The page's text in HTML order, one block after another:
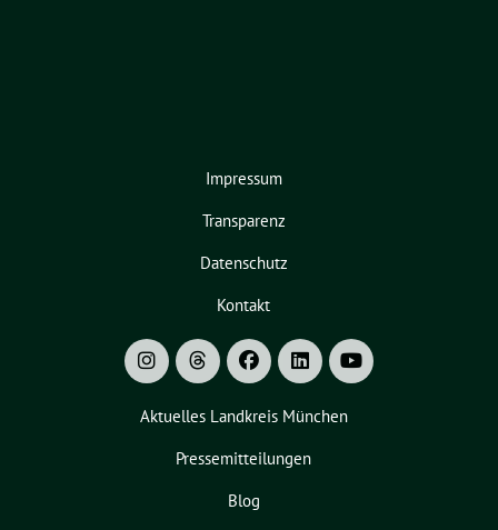
Impressum
Transparenz
Datenschutz
Kontakt
Aktuelles Landkreis München
Pressemitteilungen
Blog